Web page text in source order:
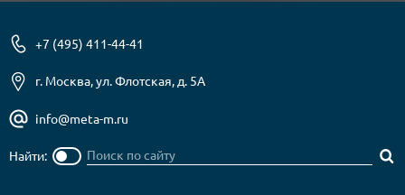
+7 (495) 411-44-41
г. Москва, ул. Флотская, д. 5А
info@meta-m.ru
Найти: